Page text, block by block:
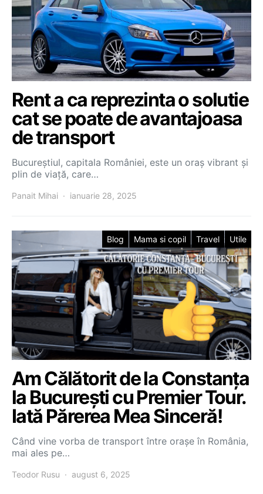
Rent a ca reprezinta o solutie
cat se poate de avantajoasa
de transport
Bucureștiul, capitala României, este un oraș vibrant și
plin de viață, care…
Panait Mihai ianuarie 28, 2025
Blog Mama si copil Travel Utile
Am Călătorit de la Constanța
la București cu Premier Tour.
Iată Părerea Mea Sinceră!
Când vine vorba de transport între orașe în România,
mai ales pe…
Teodor Rusu august 6, 2025